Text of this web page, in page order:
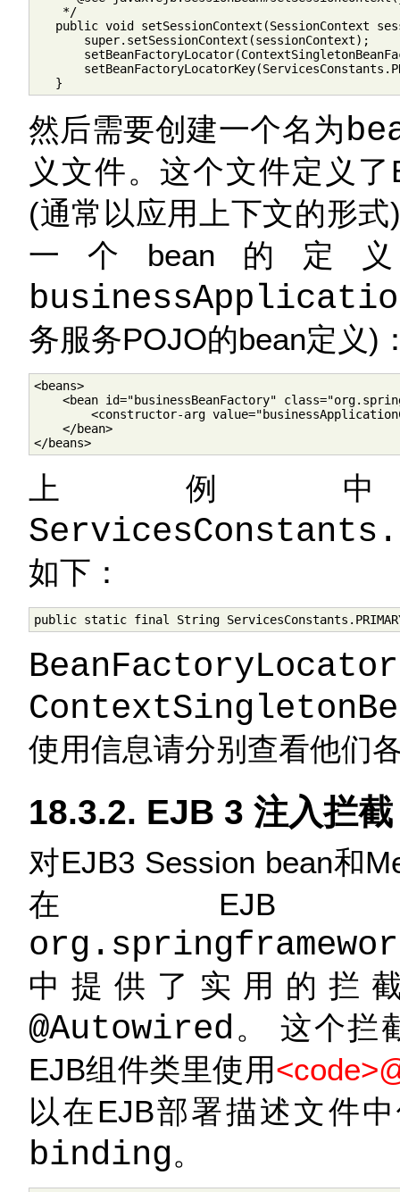
    */
public void setSessionContext(SessionContext
       super.setSessionContext(sessionContext);
   }
然后需要创建一个名为
义文件。这个文件定义
(通常以应用上下文的形
一个bean的定
务服务POJO的bean定义)
<beans>
<bean id="businessBeanFactory"
<constructor-arg
    </bean>
</beans>
上例
如下：
public static final String
BeanFactoryLocator
使用信息请分别查看他们
18.3.2. EJB 3 注入拦截
对EJB3 Session bean和
在
中提供了实用的拦
@Autowired 。 这个拦
EJB组件类里使用
以在EJB部署描述文件
binding。